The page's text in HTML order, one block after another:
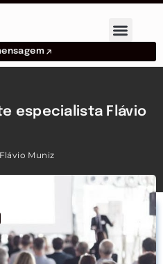
especialista Flávio
Muniz